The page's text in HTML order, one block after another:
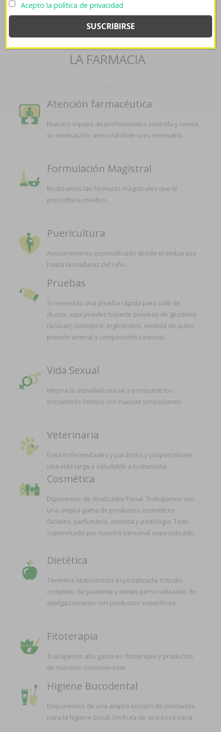
25mg 50mg 100mg 150mg spain
SERVICIOS QUE OFRECEMOS EN
LA FARMACIA
Atención farmacéutica
Nuestro equipo de profesionales controla y revisa
su medicación, asesorándole si es necesario.
Formulación Magistral
Realizamos las fórmulas magistrales que le
prescriba tu médico.
Puericultura
Asesoramiento especializado desde el embarazo
hasta la madurez del niño.
Pruebas
Si necesitas una prueba rápida para salir de
dudas, aquí puedes hacerte pruebas de glucemia
(azúcar), colesterol, triglicéridos, medida de pulso,
presión arterial y composición corporal.
Vida Sexual
Mejora la actividad sexual y enriquece los
encuentros íntimos con nuevas sensaciones.
Veterinaria
Evita enfermedades y parásitos y proporciónale
una vida larga y saludable a tu mascota.
Cosmética
Diponemos de Analizador Facial. Trabajamos con
una amplia gama de productos cosméticos
faciales, perfumería, estética y podología. Todo
supervisado por nuestro personal especializado.
Dietética
Tenemos Nutricionista especializada. Estudio
completo del paciente y dietas personalizadas de
adelgazamiento con productos específicos.
Fitoterapia
Trabajamos alta gama en fitoterapia y productos
de nutrición ortomolecular.
Higiene Bucodental
Disponemos de una amplia sección de productos
para la higiene bucal. Disfruta de una boca sana.
Acepto la política de privacidad